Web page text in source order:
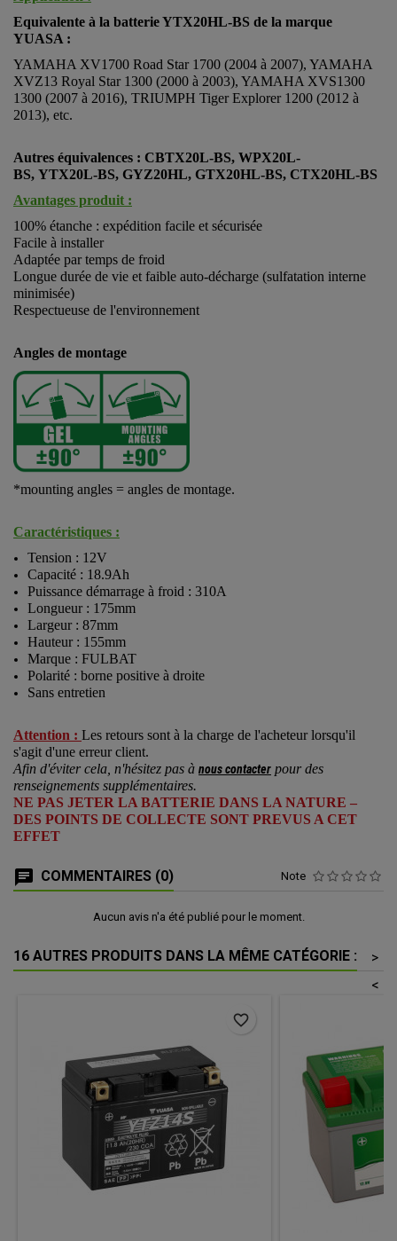
Equivalente à la batterie YTX20HL-BS de la marque
YUASA :
YAMAHA XV1700 Road Star 1700 (2004 à 2007), YAMAHA
XVZ13 Royal Star 1300 (2000 à 2003), YAMAHA XVS1300
1300 (2007 à 2016), TRIUMPH Tiger Explorer 1200 (2012 à
2013), etc.
Autres équivalences : CBTX20L-BS, WPX20L-
BS, YTX20L-BS, GYZ20HL, GTX20HL-BS, CTX20HL-BS
Avantages produit :
100% étanche : expédition facile et sécurisée
Facile à installer
Adaptée par temps de froid
Longue durée de vie et faible auto-décharge (sulfatation interne
minimisée)
Respectueuse de l'environnement
Angles de montage
*mounting angles = angles de montage.
Caractéristiques :
Tension : 12V
Capacité : 18.9Ah
Puissance démarrage à froid : 310A
Longueur : 175mm
Largeur : 87mm
Hauteur : 155mm
Marque : FULBAT
Polarité : borne positive à droite
Sans entretien
Attention : Les retours sont à la charge de l'acheteur lorsqu'il
s'agit d'une erreur client.
Afin d'éviter cela, n'hésitez pas à nous contacter pour des
renseignements supplémentaires.
NE PAS JETER LA BATTERIE DANS LA NATURE –
DES POINTS DE COLLECTE SONT PREVUS A CET
EFFET
COMMENTAIRES (0) Note
Aucun avis n'a été publié pour le moment.
16 AUTRES PRODUITS DANS LA MÊME CATÉGORIE :
>
<
favorite_border